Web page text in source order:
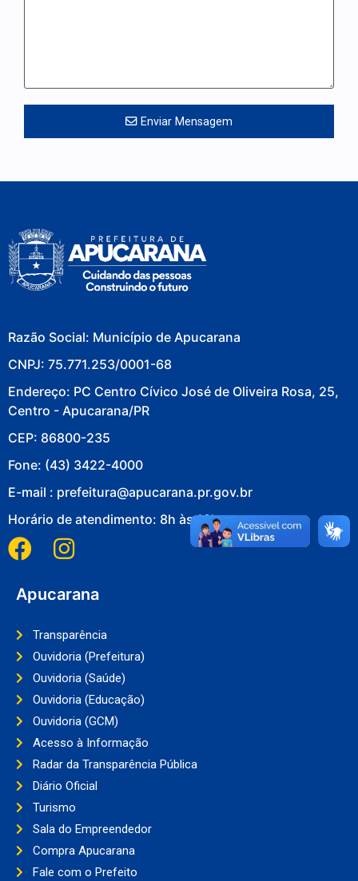
Enviar Mensagem
Razão Social: Município de Apucarana
CNPJ: 75.771.253/0001-68
Endereço: PC Centro Cívico José de Oliveira Rosa, 25,
Centro - Apucarana/PR
CEP: 86800-235
Fone: (43) 3422-4000
E-mail : prefeitura@apucarana.pr.gov.br
Horário de atendimento: 8h às 18h
Apucarana
Transparência
Ouvidoria (Prefeitura)
Ouvidoria (Saúde)
Ouvidoria (Educação)
Ouvidoria (GCM)
Acesso à Informação
Radar da Transparência Pública
Diário Oficial
Turismo
Sala do Empreendedor
Compra Apucarana
Fale com o Prefeito